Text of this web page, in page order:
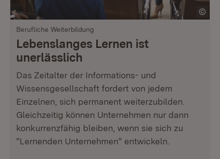
Berufliche Weiterbildung
Lebenslanges Lernen ist
unerlässlich
Das Zeitalter der Informations- und
Wissensgesellschaft fordert von jedem
Einzelnen, sich permanent weiterzubilden.
Gleichzeitig können Unternehmen nur dann
konkurrenzfähig bleiben, wenn sie sich zu
"Lernenden Unternehmen" entwickeln.